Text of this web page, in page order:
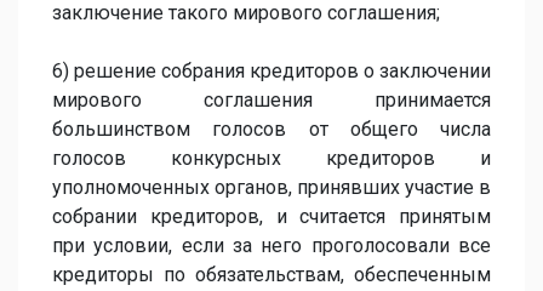
заключение такого мирового соглашения;
6) решение собрания кредиторов о заключении
мирового соглашения принимается
большинством голосов от общего числа
голосов конкурсных кредиторов и
уполномоченных органов, принявших участие в
собрании кредиторов, и считается принятым
при условии, если за него проголосовали все
кредиторы по обязательствам, обеспеченным